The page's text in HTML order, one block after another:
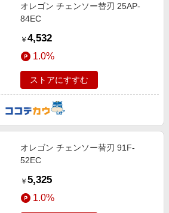
オレゴン チェンソー替刃 25AP-
84EC
￥ 4,532
1.0%
ストアにすすむ
オレゴン チェンソー替刃 91F-
52EC
￥ 5,325
1.0%